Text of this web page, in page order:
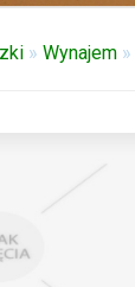
» Wynajem»